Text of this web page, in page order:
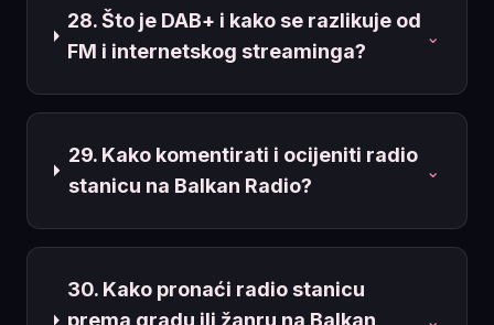
28. Što je DAB+ i kako se razlikuje od
FM i internetskog streaminga?
⌄
29. Kako komentirati i ocijeniti radio
stanicu na Balkan Radio?
⌄
30. Kako pronaći radio stanicu
prema gradu ili žanru na Balkan
⌄